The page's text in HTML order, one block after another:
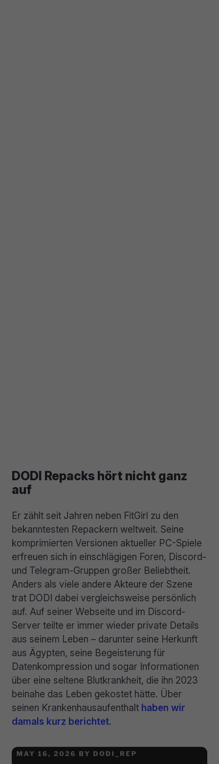
DODI Repacks hört nicht ganz
auf
Er zählt seit Jahren neben FitGirl zu den
bekanntesten Repackern weltweit. Seine
komprimierten Versionen aktueller PC-Spiele
erfreuen sich in einschlägigen Foren, Discord-
und Telegram-Gruppen großer Beliebtheit.
Anders als viele andere Akteure der Szene
trat DODI dabei vergleichsweise persönlich
auf. Auf seiner Webseite und im Discord-
Server teilte er immer wieder private Details
aus seinem Leben – darunter seine Herkunft
aus Ägypten, seine Begeisterung für
Datenkompression und sogar Informationen
über eine seltene Blutkrankheit, die ihn 2023
beinahe das Leben gekostet hätte. Über
seinen Krankenhausaufenthalt haben wir
damals kurz berichtet.